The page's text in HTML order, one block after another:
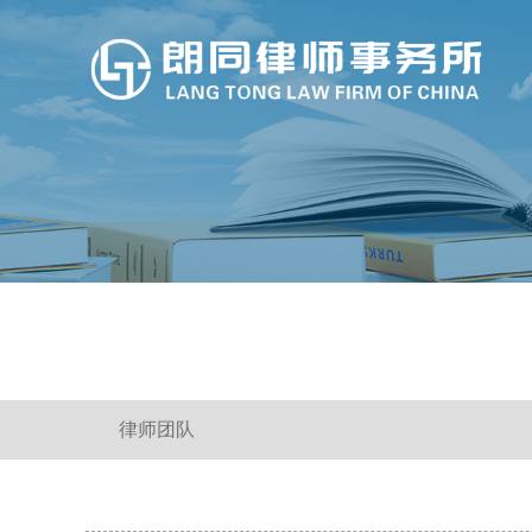
不懂这些法律知识 你的房可能就不是你的！
律师团队